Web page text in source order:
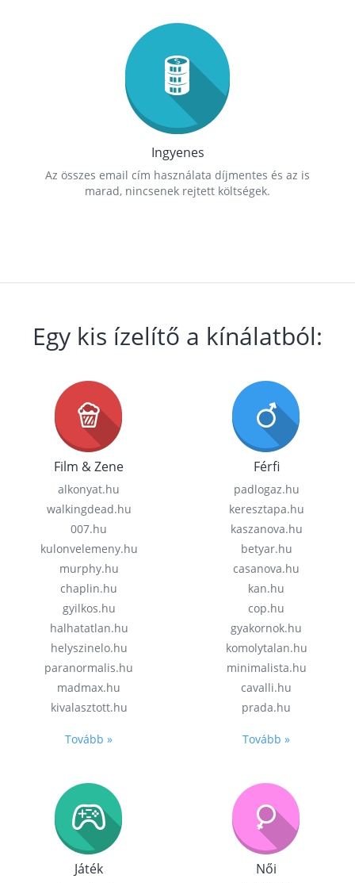
Ingyenes
Az összes email cím használata díjmentes és az is
marad, nincsenek rejtett költségek.
Egy kis ízelítő a kínálatból:
Film & Zene
alkonyat.hu
walkingdead.hu
007.hu
kulonvelemeny.hu
murphy.hu
chaplin.hu
gyilkos.hu
halhatatlan.hu
helyszinelo.hu
paranormalis.hu
madmax.hu
kivalasztott.hu
Tovább »
Férfi
padlogaz.hu
keresztapa.hu
kaszanova.hu
betyar.hu
casanova.hu
kan.hu
cop.hu
gyakornok.hu
komolytalan.hu
minimalista.hu
cavalli.hu
prada.hu
Tovább »
Játék Női